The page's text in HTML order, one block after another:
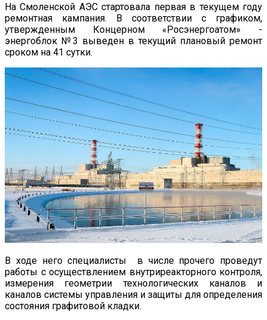
На Смоленской АЭС стартовала первая в текущем году
ремонтная кампания. В соответствии с графиком,
утвержденным Концерном «Росэнергоатом» -
энергоблок №3 выведен в текущий плановый ремонт
сроком на 41 сутки.
В ходе него специалисты в числе прочего проведут
работы с осуществлением внутриреакторного контроля,
измерения геометрии технологических каналов и
каналов системы управления и защиты для определения
состояния графитовой кладки.